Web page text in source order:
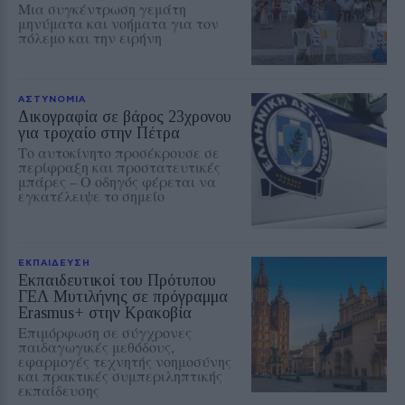
Μια συγκέντρωση γεμάτη
μηνύματα και νοήματα για τον
πόλεμο και την ειρήνη
ΑΣΤΥΝΟΜΙΑ
Δικογραφία σε βάρος 23χρονου
για τροχαίο στην Πέτρα
Το αυτοκίνητο προσέκρουσε σε
περίφραξη και προστατευτικές
μπάρες – Ο οδηγός φέρεται να
εγκατέλειψε το σημείο
ΕΚΠΑΙΔΕΥΣΗ
Εκπαιδευτικοί του Πρότυπου
ΓΕΛ Μυτιλήνης σε πρόγραμμα
Erasmus+ στην Κρακοβία
Επιμόρφωση σε σύγχρονες
παιδαγωγικές μεθόδους,
εφαρμογές τεχνητής νοημοσύνης
και πρακτικές συμπεριληπτικής
εκπαίδευσης